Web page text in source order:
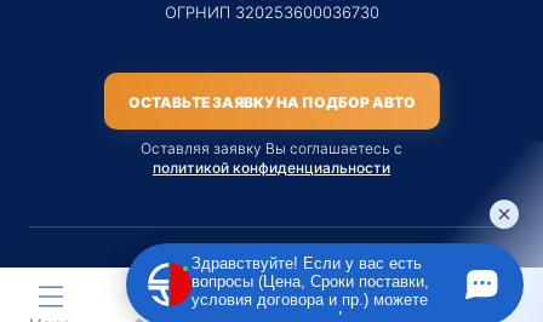
ОГРНИП 320253600036730
ОСТАВЬТЕ ЗАЯВКУ НА ПОДБОР АВТО
Оставляя заявку Вы соглашаетесь с
политикой конфиденциальности
Материалы данного сайта являются публичной офертой
только на услугу сопровождения Агентом приобретения
Здравствуйте! Если у вас есть
вопросы (Цена, Сроки поставки,
условия договора и пр.) можете
задать их мне в чат!